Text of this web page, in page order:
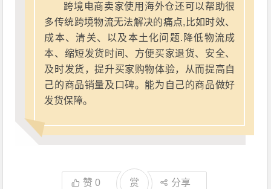
跨境电商卖家使用海外仓还可以帮助很
多传统跨境物流无法解决的痛点,比如时效、
成本、清关、以及本土化问题.降低物流成
本、缩短发货时间、方便买家退货、安全、
及时发货，提升买家购物体验，从而提高自
己的商品销量及口碑。能为自己的商品做好
发货保障。
赞0 赏 分享